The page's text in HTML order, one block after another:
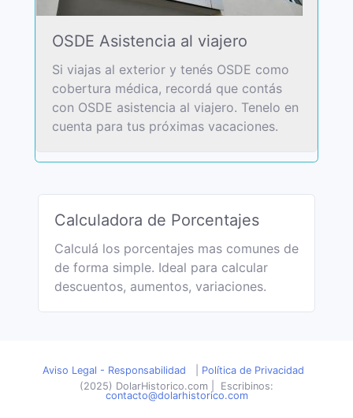
OSDE Asistencia al viajero
Si viajas al exterior y tenés OSDE como
cobertura médica, recordá que contás
con OSDE asistencia al viajero. Tenelo en
cuenta para tus próximas vacaciones.
Calculadora de Porcentajes
Calculá los porcentajes mas comunes de
de forma simple. Ideal para calcular
descuentos, aumentos, variaciones.
Aviso Legal - Responsabilidad
Política de Privacidad
(2025) DolarHistorico.com
Escribinos:
contacto@dolarhistorico.com